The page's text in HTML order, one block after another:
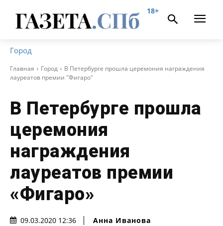
18+
Город
Главная Город
В Петербурге прошла церемония награждения
лауреатов премии "Фигаро"
В Петербурге прошла
церемония
награждения
лауреатов премии
«Фигаро»
09.03.2020 12:36 Анна Иванова